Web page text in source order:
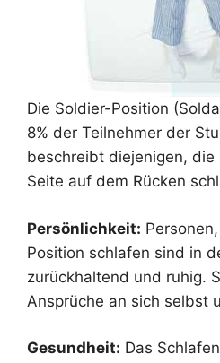
Die Soldier-Position
8% der Teilnehmer der
beschreibt diejenigen,
Seite auf dem Rücken
Persönlichkeit:
Position schlafen sind in
zurückhaltend und ruhig.
Ansprüche an sich selbst
Gesundheit: Das